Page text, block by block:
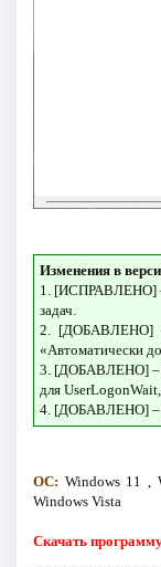
Изменения в
1. [ИСПРАВЛЕНО] –
задач.
2. [ДОБАВЛЕНО]
«Автоматически
3. [ДОБАВЛЕНО] –
для
4. [ДОБАВЛЕНО] –
ОС: Windows 11 ,
Windows Vista
Скачать